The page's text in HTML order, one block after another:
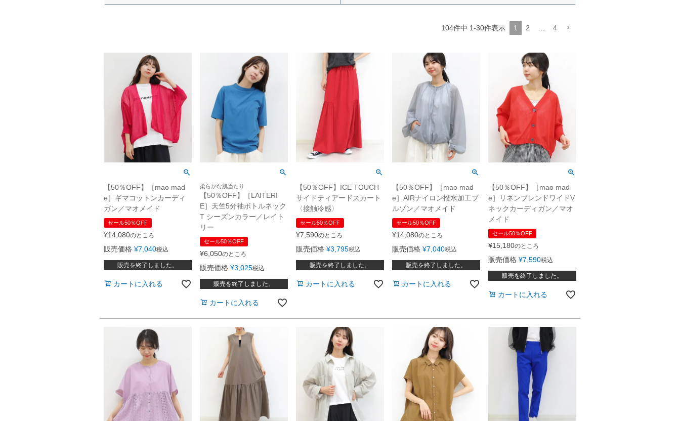
104件中 1-30件表示 1 2 4
【50％OFF】［mao mad
e］ギマコットンカーディ
ガン／マオメイド
セール50％OFF
¥14,080のところ
販売価格 ¥7,040税込
販売を終了しました。
カートに入れる
柔らかな肌当たり
【50％OFF】［LAITERI
E］天竺5分袖ボトルネック
T シーズンカラー／レイト
リー
セール50％OFF
¥6,050のところ
販売価格 ¥3,025税込
販売を終了しました。
カートに入れる
【50％OFF】ICE TOUCH
サイドティアードスカート
〈接触冷感〉
セール50％OFF
¥7,590のところ
販売価格 ¥3,795税込
販売を終了しました。
カートに入れる
【50％OFF】［mao mad
e］AIRナイロン撥水加工ブ
ルゾン／マオメイド
セール50％OFF
¥14,080のところ
販売価格 ¥7,040税込
販売を終了しました。
カートに入れる
【50％OFF】［mao mad
e］リネンブレンドワイドV
ネックカーディガン／マオ
メイド
セール50％OFF
¥15,180のところ
販売価格 ¥7,590税込
販売を終了しました。
カートに入れる